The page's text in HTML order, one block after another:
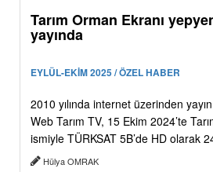
Tarım Orman Ekranı
yayında
EYLÜL-EKİM 2025 / ÖZEL HABER
2010 yılında internet üzerinden
Web Tarım TV, 15 Ekim 2024’te
ismiyle TÜRKSAT 5B’de HD olarak
Hülya OMRAK